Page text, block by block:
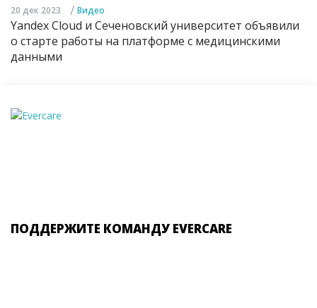
20 дек 2023 / Видео
Yandex Cloud и Сеченовский университет объявили
о старте работы на платформе с медицинскими
данными
ПОДДЕРЖИТЕ КОМАНДУ EVERCARE